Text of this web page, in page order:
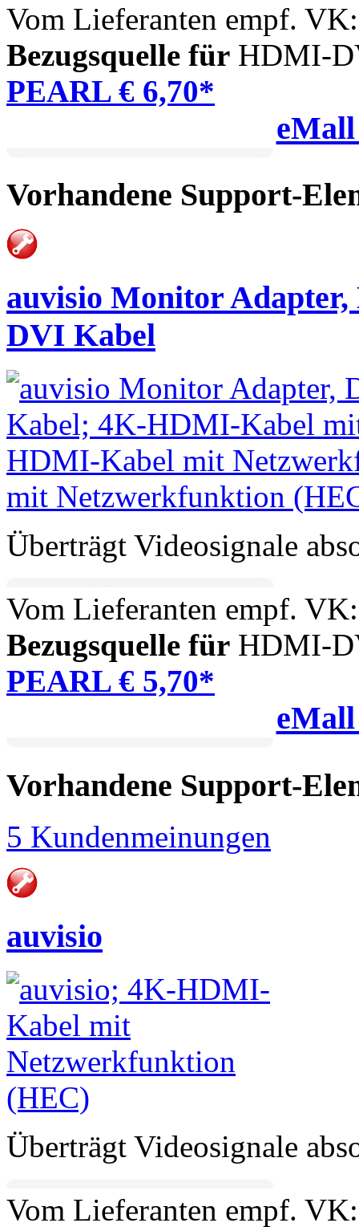
Vom Lieferanten empf.
Bezugsquelle für HDMI-
PEARL € 6,70*
Vorhandene Support-
auvisio Monitor
DVI Kabel
Überträgt Videosignale
Vom Lieferanten empf.
Bezugsquelle für HDMI-
PEARL € 5,70*
Vorhandene Support-
5 Kundenmeinungen
auvisio
Überträgt Videosignale
Vom Lieferanten empf.